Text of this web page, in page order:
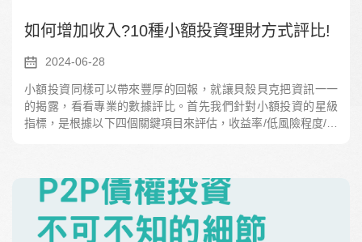
如何增加收入?10種小額投資理財方式評比!
2024-06-28
小額投資同樣可以帶來豐厚的回報，就讓貝殼貝克把資訊一一
的揭露，看看專業的數據評比。首先我們針對小額投資的星級
指標，是根據以下四個關鍵項目來評估，收益率/低風險程度/流